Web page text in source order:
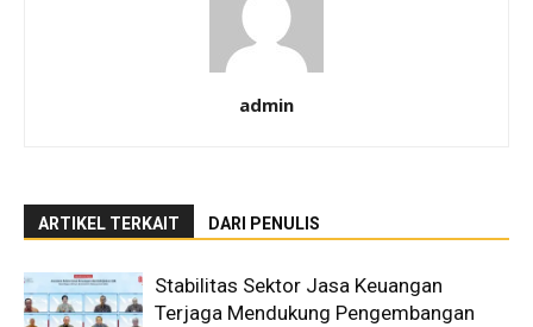
admin
ARTIKEL TERKAIT DARI PENULIS
Stabilitas Sektor Jasa Keuangan
Terjaga Mendukung Pengembangan